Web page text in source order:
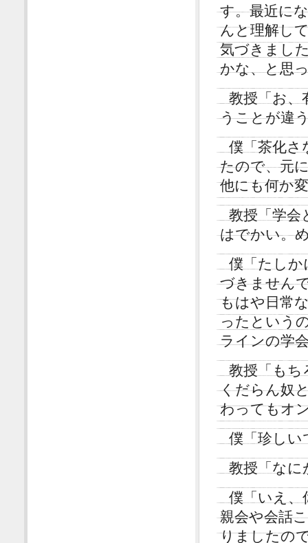
す。最近に
んと理解し
気づきまし
かな、と思
教授「お、
うことが違
僕「茶化
たので、元
他にも何か
教授「学会
はでかい。
僕「たしか
づきません
もはや日常
ったという
ラインの学
教授「もち
くだらん奴
わってもオ
僕「珍しい
教授「なに
僕「いえ、
親会や会話
りましたの